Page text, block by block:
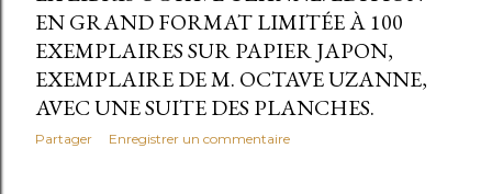
EN GRAND FORMAT LIMITÉE À 100
EXEMPLAIRES SUR PAPIER JAPON,
EXEMPLAIRE DE M. OCTAVE UZANNE,
AVEC UNE SUITE DES PLANCHES.
Partager Enregistrer un commentaire